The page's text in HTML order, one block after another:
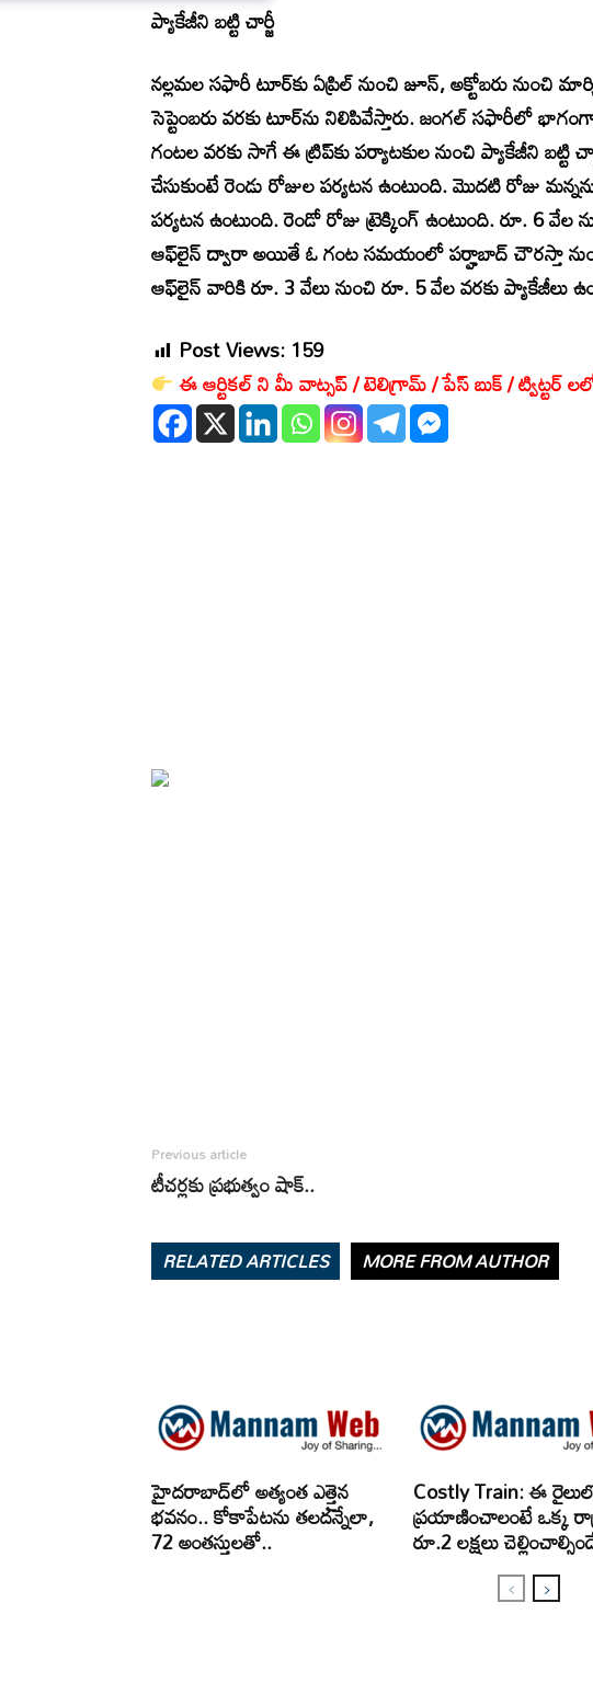
ప్యాకేజీని బట్టి చార్జీ
నల్లమల సఫారీ టూర్‌కు ఏప్రిల్‌ నుంచి జూన్‌, అక్టోబరు నుంచి
సెప్టెంబరు వరకు టూర్‌ను నిలిపివేస్తారు. జంగల్‌ సఫారీలో
గంటల వరకు సాగే ఈ ట్రిప్‌కు పర్యాటకుల నుంచి ప్యాకేజీని బట్టి
చేసుకుంటే రెండు రోజుల పర్యటన ఉంటుంది. మొదటి రోజు
పర్యటన ఉంటుంది. రెండో రోజు ట్రెక్కింగ్‌ ఉంటుంది. రూ. 6
ఆఫ్‌లైన్‌ ద్వారా అయితే ఓ గంట సమయంలో పర్హాబాద్‌ చౌరస్తా నుంచి
ఆఫ్‌లైన్‌ వారికి రూ. 3 వేలు నుంచి రూ. 5 వేల వరకు
Post Views:159
ఈ ఆర్టికల్ ని మీ వాట్సప్ / టెలిగ్రామ్ / పేస్ బుక్ / ట్విట్టర్
Previous article
టీచర్లకు ప్రభుత్వం షాక్..
RELATED ARTICLES MORE FROM AUTHOR
హైదరాబాద్‌లో అత్యంత ఎత్తైన
భవనం.. కోకాపేటను తలదన్నేలా,
72 అంతస్తులతో..
Costly Train: ఈ
ప్రయాణించాలంటే ఒక్క
రూ.2 లక్షలు